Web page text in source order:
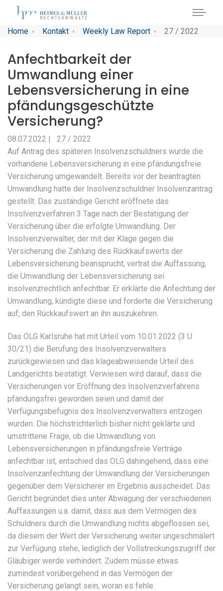
Skip to main navigation
Skip to main content
Skip to page footer
You are here:
Home Kontakt Weekly Law Report 27 / 2022
Anfechtbarkeit der
Umwandlung einer
Lebensversicherung in eine
pfändungsgeschützte
Versicherung?
08.07.2022 |
27 / 2022
Auf Antrag des späteren Insolvenzschuldners wurde die
vorhandene Lebensversicherung in eine pfändungsfreie
Versicherung umgewandelt. Bereits vor der beantragten
Umwandlung hatte der Insolvenzschuldner Insolvenzantrag
gestellt. Das zuständige Gericht eröffnete das
Insolvenzverfahren 3 Tage nach der Bestätigung der
Versicherung über die erfolgte Umwandlung. Der
Insolvenzverwalter, der mit der Klage gegen die
Versicherung die Zahlung des Rückkaufswerts der
Lebensversicherung beansprucht, vertrat die Auffassung,
die Umwandlung der Lebensversicherung sei
insolvenzrechtlich anfechtbar. Er erklärte die Anfechtung der
Umwandlung, kündigte diese und forderte die Versicherung
auf, den Rückkaufswert an ihn auszukehren.
Das OLG Karlsruhe hat mit Urteil vom 10.01.2022 (3 U
30/21) die Berufung des Insolvenzverwalters
zurückgewiesen und das klageabweisende Urteil des
Landgerichts bestätigt. Verwiesen wird darauf, dass die
Versicherungen vor Eröffnung des Insolvenzverfahrens
pfändungsfrei geworden seien und damit der
Verfügungsbefugnis des Insolvenzverwalters entzogen
wurden. Die höchstrichterlich bisher nicht geklärte und
umstrittene Frage, ob die Umwandlung von
Lebensversicherungen in pfändungsfreie Verträge
anfechtbar ist, entschied das OLG dahingehend, dass eine
Insolvenzanfechtung der Umwandlung der Versicherungen
gegenüber dem Versicherer im Ergebnis ausscheidet. Das
Gericht begründet dies unter Abwägung der verschiedenen
Auffassungen u.a. damit, dass aus dem Vermögen des
Schuldners durch die Umwandlung nichts abgeflossen sei,
da diesem der Wert der Versicherung weiter ungeschmälert
zur Verfügung stehe, lediglich der Vollstreckungszugriff der
Gläubiger werde verhindert. Zudem müsse etwas
zumindest vorübergehend in das Vermögen der
Versicherung gelangt sein, woran es fehle.